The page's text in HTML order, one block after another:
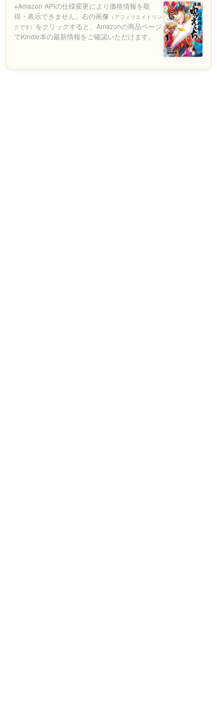
※Amazon APIの仕様変更により価格情報を取
得・表示できません。右の画像 （アフィリエイトリン
クです） をクリックすると、Amazonの商品ページ
でKindle本の最新情報をご確認いただけます。